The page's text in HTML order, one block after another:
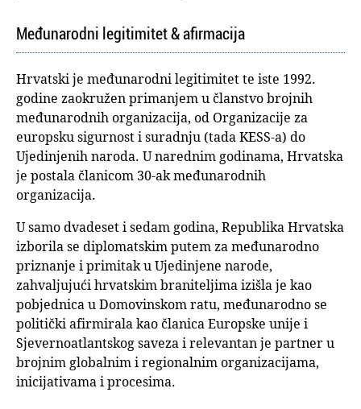
Međunarodni legitimitet & afirmacija
Hrvatski je međunarodni legitimitet te iste 1992.
godine zaokružen primanjem u članstvo brojnih
međunarodnih organizacija, od Organizacije za
europsku sigurnost i suradnju (tada KESS-a) do
Ujedinjenih naroda. U narednim godinama, Hrvatska
je postala članicom 30-ak međunarodnih
organizacija.
U samo dvadeset i sedam godina, Republika Hrvatska
izborila se diplomatskim putem za međunarodno
priznanje i primitak u Ujedinjene narode,
zahvaljujući hrvatskim braniteljima izišla je kao
pobjednica u Domovinskom ratu, međunarodno se
politički afirmirala kao članica Europske unije i
Sjevernoatlantskog saveza i relevantan je partner u
brojnim globalnim i regionalnim organizacijama,
inicijativama i procesima.